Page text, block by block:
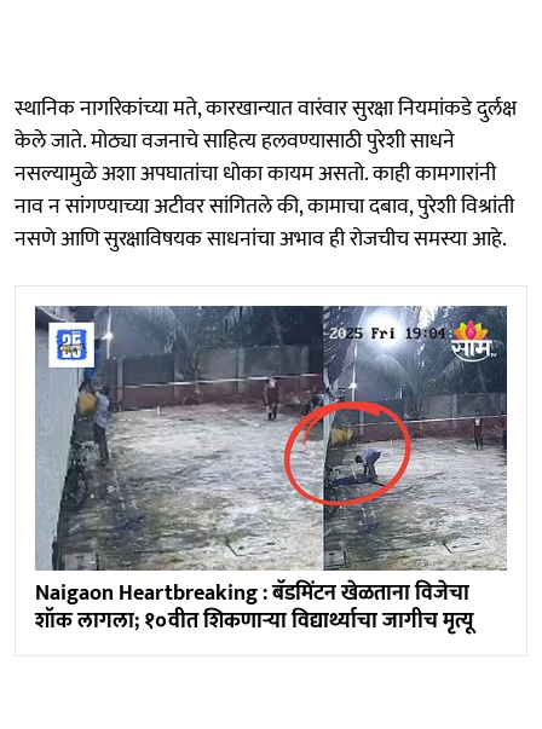
स्थानिक नागरिकांच्या मते, कारखान्यात वारंवार सुरक्षा नियमांकडे दुर्लक्ष
केले जाते. मोठ्या वजनाचे साहित्य हलवण्यासाठी पुरेशी साधने
नसल्यामुळे अशा अपघातांचा धोका कायम असतो. काही कामगारांनी
नाव न सांगण्याच्या अटीवर सांगितले की, कामाचा दबाव, पुरेशी विश्रांती
नसणे आणि सुरक्षाविषयक साधनांचा अभाव ही रोजचीच समस्या आहे.
Naigaon Heartbreaking : बॅडमिंटन खेळताना विजेचा
शॉक लागला; १०वीत शिकणाऱ्या विद्यार्थ्याचा जागीच मृत्यू